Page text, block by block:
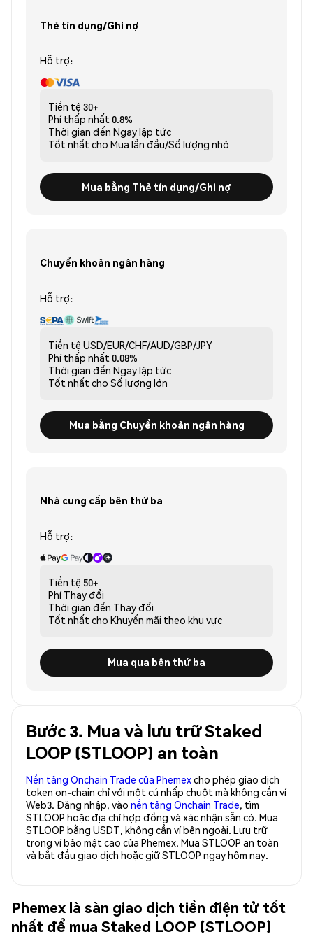
Thẻ tín dụng/Ghi nợ
Hỗ trợ:
Tiền tệ 30+
Phí thấp nhất 0.8%
Thời gian đến Ngay lập tức
Tốt nhất cho Mua lần đầu/Số lượng nhỏ
Mua bằng Thẻ tín dụng/Ghi nợ
Chuyển khoản ngân hàng
Hỗ trợ:
Tiền tệ USD/EUR/CHF/AUD/GBP/JPY
Phí thấp nhất 0.08%
Thời gian đến Ngay lập tức
Tốt nhất cho Số lượng lớn
Mua bằng Chuyển khoản ngân hàng
Nhà cung cấp bên thứ ba
Hỗ trợ:
Tiền tệ 50+
Phí Thay đổi
Thời gian đến Thay đổi
Tốt nhất cho Khuyến mãi theo khu vực
Mua qua bên thứ ba
Bước 3. Mua và lưu trữ Staked
LOOP (STLOOP) an toàn
Nền tảng Onchain Trade của Phemexcho phép giao dịch
token on-chain chỉ với một cú nhấp chuột mà không cần ví
Web3. Đăng nhập, vào nền tảng Onchain Trade, tìm
STLOOP hoặc địa chỉ hợp đồng và xác nhận sẵn có. Mua
STLOOP bằng USDT, không cần ví bên ngoài. Lưu trữ
trong ví bảo mật cao của Phemex. Mua STLOOP an toàn
và bắt đầu giao dịch hoặc giữ STLOOP ngay hôm nay.
Phemex là sàn giao dịch tiền điện tử tốt
nhất để mua Staked LOOP (STLOOP)